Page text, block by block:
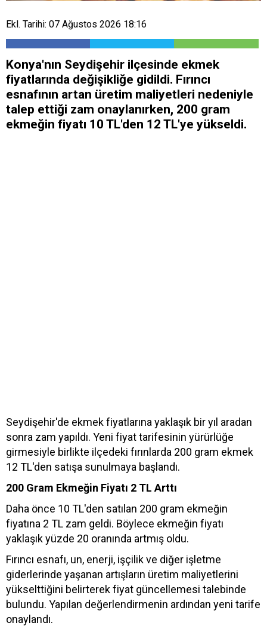
Ekl. Tarihi: 07 Ağustos 2026 18:16
Konya'nın Seydişehir ilçesinde ekmek
fiyatlarında değişikliğe gidildi. Fırıncı
esnafının artan üretim maliyetleri nedeniyle
talep ettiği zam onaylanırken, 200 gram
ekmeğin fiyatı 10 TL'den 12 TL'ye yükseldi.
Seydişehir'de ekmek fiyatlarına yaklaşık bir yıl aradan
sonra zam yapıldı. Yeni fiyat tarifesinin yürürlüğe
girmesiyle birlikte ilçedeki fırınlarda 200 gram ekmek
12 TL'den satışa sunulmaya başlandı.
200 Gram Ekmeğin Fiyatı 2 TL Arttı
Daha önce 10 TL'den satılan 200 gram ekmeğin
fiyatına 2 TL zam geldi. Böylece ekmeğin fiyatı
yaklaşık yüzde 20 oranında artmış oldu.
Fırıncı esnafı, un, enerji, işçilik ve diğer işletme
giderlerinde yaşanan artışların üretim maliyetlerini
yükselttiğini belirterek fiyat güncellemesi talebinde
bulundu. Yapılan değerlendirmenin ardından yeni tarife
onaylandı.